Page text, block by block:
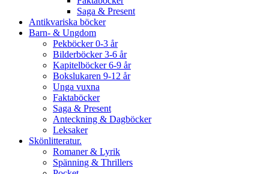
Saga & Present
Antikvariska böcker
Barn- & Ungdom
Pekböcker 0-3 år
Bilderböcker 3-6 år
Kapitelböcker 6-9 år
Bokslukaren 9-12 år
Unga vuxna
Faktaböcker
Saga & Present
Anteckning & Dagböcker
Leksaker
Skönlitteratur.
Romaner & Lyrik
Spänning & Thrillers